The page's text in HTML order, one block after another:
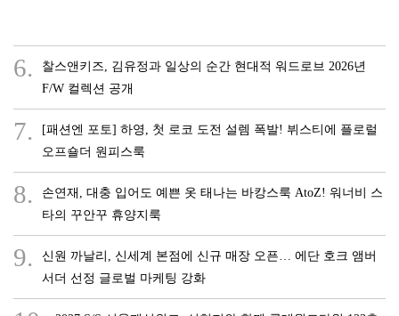
6.
찰스앤키즈, 김유정과 일상의 순간 현대적 워드로브 2026년
F/W 컬렉션 공개
7.
[패션엔 포토] 하영, 첫 로코 도전 설렘 폭발! 뷔스티에 플로럴
오프숄더 원피스룩
8.
손연재, 대충 입어도 예쁜 옷 태나는 바캉스룩 AtoZ! 워너비 스
타의 꾸안꾸 휴양지룩
9.
신원 까날리, 신세계 본점에 신규 매장 오픈… 에단 호크 앰버
서더 선정 글로벌 마케팅 강화